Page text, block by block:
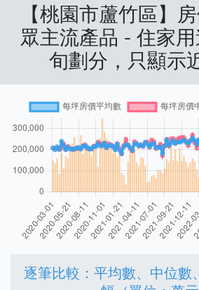
【桃園市蘆竹區】
眾主流產品 - 住家
旬劃分，只顯示
逐筆比較：平均數、中位數